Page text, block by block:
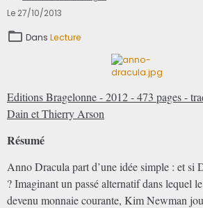
Le 27/10/2013
Dans Lecture
Editions Bragelonne - 2012 - 473 pages -
Dain et Thierry Arson
Résumé
Anno Dracula part d’une idée simple : et si
? Imaginant un passé alternatif dans lequel
devenu monnaie courante, Kim Newman